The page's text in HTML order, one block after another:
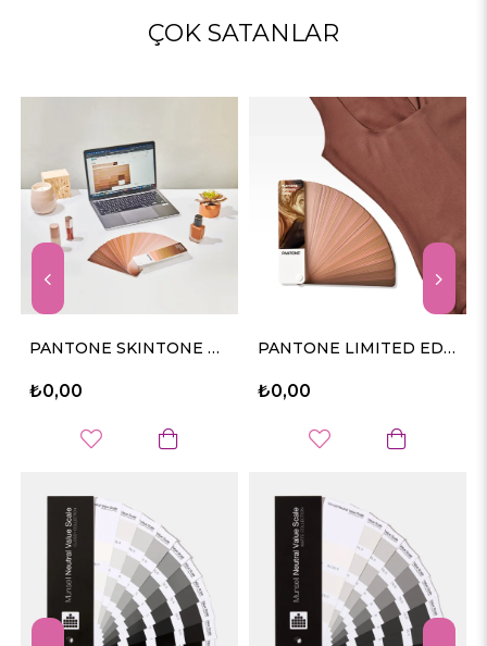
ÇOK SATANLAR
PANTONE SKINTONE GUİDE
₺0,00
PANTONE LIMITED EDITION SKINTONE GUIDE
₺0,00